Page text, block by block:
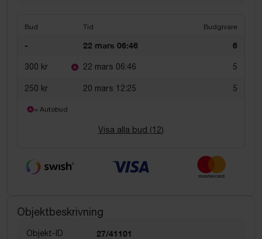
Bud Tid Budgivare
- 22 mars 06:46 6
300 kr 22 mars 06:46 5
250 kr 20 mars 12:25 5
= Autobud
Visa alla bud (12)
Objektbeskrivning
Objekt-ID 27/41101